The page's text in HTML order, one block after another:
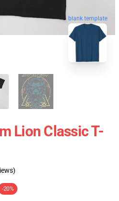
blank template
Lion Classic T-
-20%